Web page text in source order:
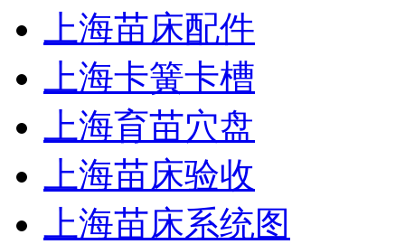
上海苗床配件
上海卡簧卡槽
上海育苗穴盘
上海苗床验收
上海苗床系统图